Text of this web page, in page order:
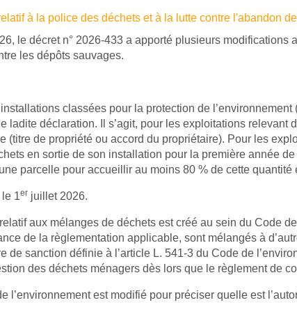
à la police des déchets et à la lutte contre l'abandon
le décret n° 2026-433 a apporté plusieurs
les dépôts sauvages.
classées pour la protection de
ladite déclaration. Il s’agit, pour les exploitations relevant
(titre de propriété ou accord du propriétaire). Pour les
en sortie de son installation pour la première année
parcelle pour accueillir au moins 80 % de cette quantité
1er juillet 2026.
aux mélanges de déchets est créé au sein du Code
de la règlementation applicable, sont mélangés à
de sanction définie à l’article L. 541-3 du Code de
des déchets ménagers dès lors que le règlement de
l’environnement est modifié pour préciser quelle est